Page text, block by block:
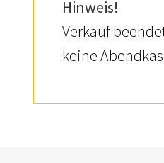
Hinweis!
Verkauf
keine